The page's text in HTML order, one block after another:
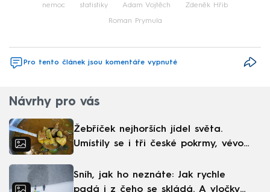
nemoc statistiky Adam Vojtěch Zdeněk Hřib
Roman Prymula
Pro tento článek jsou komentáře vypnuté
Návrhy pro vás
Žebříček nejhorších jídel světa.
Umístily se i tři české pokrmy, vévodí
Sníh, jak ho neznáte: Jak rychle
padá i z čeho se skládá. A vločky